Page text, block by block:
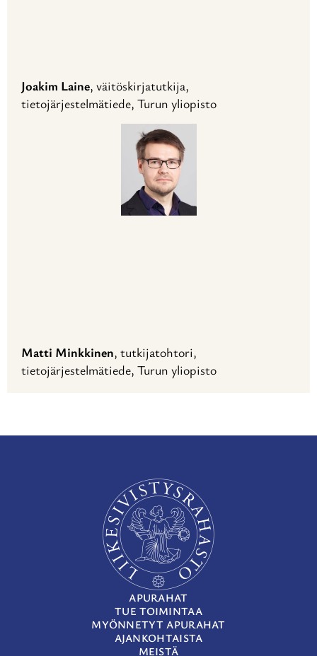
Joakim Laine, väitöskirjatutkija,
tietojärjestelmätiede, Turun yliopisto
Matti Minkkinen, tutkijatohtori,
tietojärjestelmätiede, Turun yliopisto
APURAHAT
TUE TOIMINTAA
MYÖNNETYT APURAHAT
AJANKOHTAISTA
MEISTÄ